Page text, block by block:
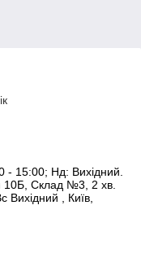
- 15:00; Нд: Вихідний.
10Б, Склад №3, 2 хв.
Вихідний , Київ,